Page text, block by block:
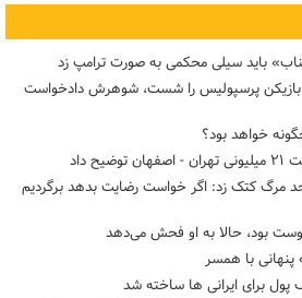
باید سیلی محکمی به صورت ترامپ زد
پرسپولیس را شست، شوهرش دادخواست
خواهد بود؟
داد
مرگ کتک زد: اگر خواست رضایت بدهد برگردیم
بود، حالا به او فحش می‌دهد
پنهانی با همسر